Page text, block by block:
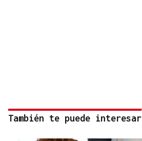
También te puede interesar